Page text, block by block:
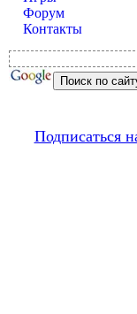
Форум
Контакты
Подписаться